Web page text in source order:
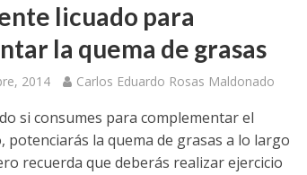
licuado para
la quema de grasas
2014 Carlos Eduardo Rosas Maldonado
si consumes para complementar el
potenciarás la quema de grasas a lo largo
recuerda que deberás realizar ejercicio